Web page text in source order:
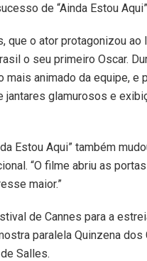
de “Ainda Estou
que o ator protagonizou
o seu primeiro Oscar.
mais animado da equipe,
jantares glamurosos e
Estou Aqui” também
“O filme abriu as
maior.”
de Cannes para a
paralela Quinzena
Salles.